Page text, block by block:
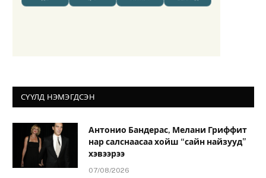
СҮҮЛД НЭМЭГДСЭН
Антонио Бандерас, Мелани Гриффит
нар салснаасаа хойш “сайн найзууд”
хэвээрээ
07/08/2026